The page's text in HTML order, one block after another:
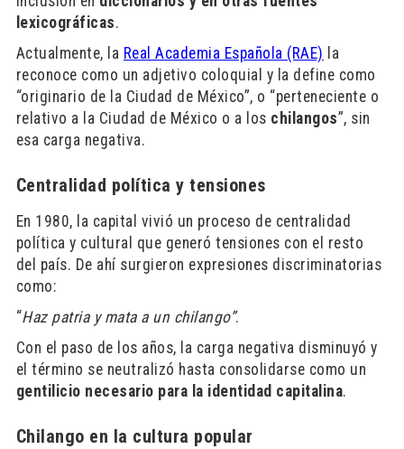
lexicográficas.
Actualmente, la Real Academia Española (RAE) la
reconoce como un adjetivo coloquial y la define como
“originario de la Ciudad de México”, o “perteneciente o
relativo a la Ciudad de México o a los chilangos”, sin
esa carga negativa.
Centralidad política y tensiones
En 1980, la capital vivió un proceso de centralidad
política y cultural que generó tensiones con el resto
del país. De ahí surgieron expresiones discriminatorias
como:
“Haz patria y mata a un chilango”.
Con el paso de los años, la carga negativa disminuyó y
el término se neutralizó hasta consolidarse como un
gentilicio necesario para la identidad capitalina.
Chilango en la cultura popular